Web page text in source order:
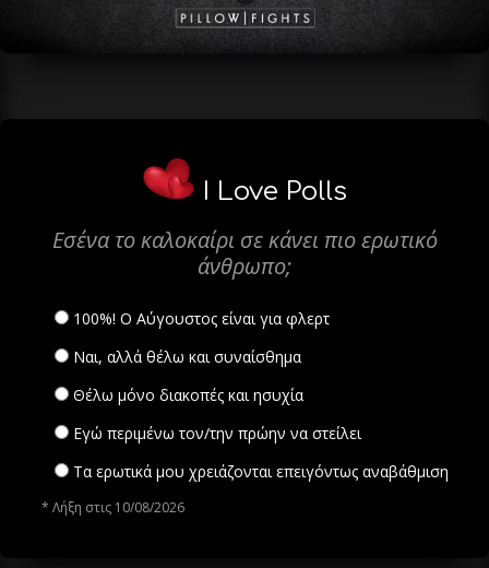
I Love Polls
Εσένα το καλοκαίρι σε κάνει πιο ερωτικό
άνθρωπο;
100%! Ο Αύγουστος είναι για φλερτ
Ναι, αλλά θέλω και συναίσθημα
Θέλω μόνο διακοπές και ησυχία
Εγώ περιμένω τον/την πρώην να στείλει
Τα ερωτικά μου χρειάζονται επειγόντως αναβάθμιση
* Λήξη στις 10/08/2026